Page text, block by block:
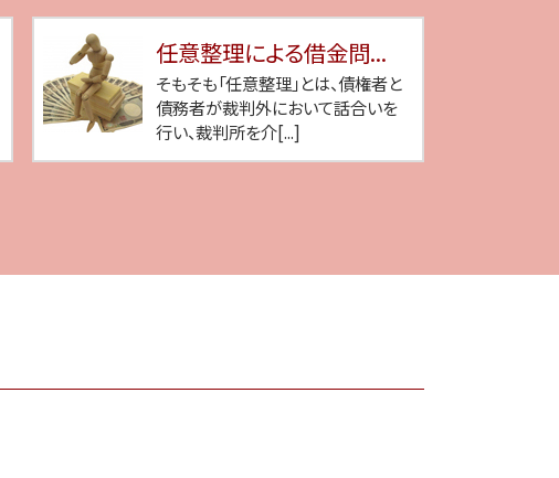
任意整理による借金問...
そもそも「任意整理」とは、債権者と
債務者が裁判外において話合いを
行い、裁判所を介[...]